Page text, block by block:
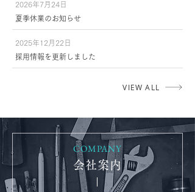
2026年7月24日
夏季休業のお知らせ
2025年12月22日
採用情報を更新しました
VIEW ALL
COMPANY
会社案内